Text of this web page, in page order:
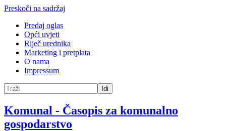
Preskoči na sadržaj
Predaj oglas
Opći uvjeti
Riječ urednika
Marketing i pretplata
O nama
Impressum
Idi
Komunal - Časopis za komunalno
gospodarstvo